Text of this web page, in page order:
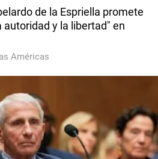
de la Espriella promete
autoridad y la libertad" en
Américas